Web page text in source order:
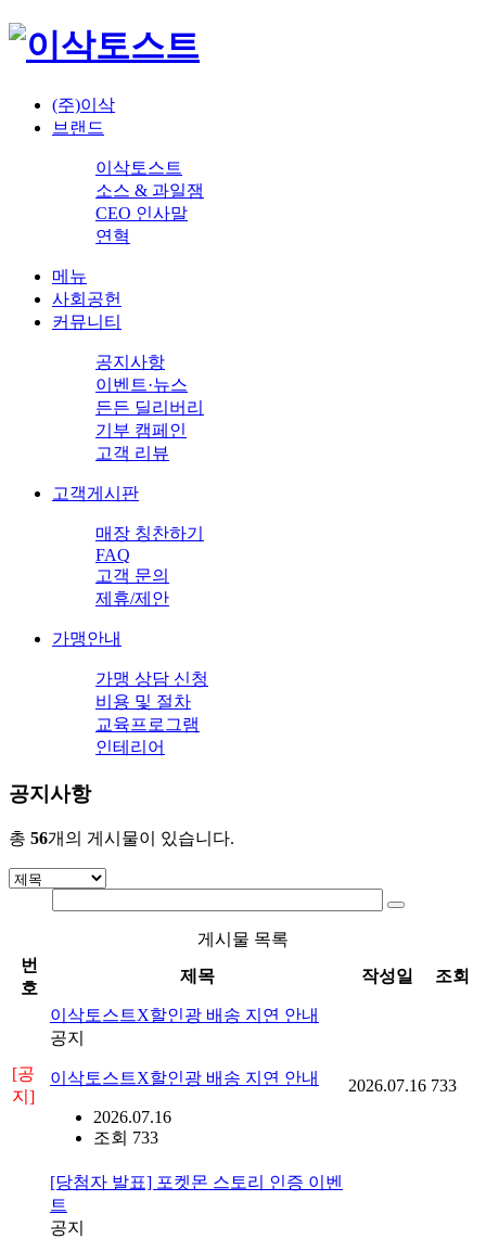
(주)이삭
브랜드
이삭토스트
소스 & 과일잼
CEO 인사말
연혁
메뉴
사회공헌
커뮤니티
공지사항
이벤트·뉴스
든든 딜리버리
기부 캠페인
고객 리뷰
고객게시판
매장 칭찬하기
FAQ
고객 문의
제휴/제안
가맹안내
가맹 상담 신청
비용 및 절차
교육프로그램
인테리어
공지사항
총 56개의 게시물이 있습니다.
게시물 목록
번
호
제목 작성일 조회
[공
지]
이삭토스트X할인광 배송 지연 안내
공지
이삭토스트X할인광 배송 지연 안내
2026.07.16
조회 733
2026.07.16 733
[당첨자 발표] 포켓몬 스토리 인증 이벤
트
공지